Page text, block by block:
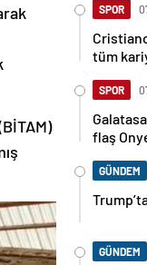
SPOR
tüm
SPOR
flaş
GÜNDEM
GÜNDEM